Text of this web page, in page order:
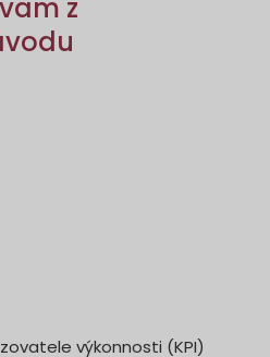
z
výkonnosti (KPI)